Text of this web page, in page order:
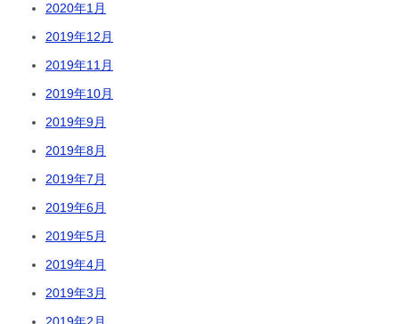
2020年1月
2019年12月
2019年11月
2019年10月
2019年9月
2019年8月
2019年7月
2019年6月
2019年5月
2019年4月
2019年3月